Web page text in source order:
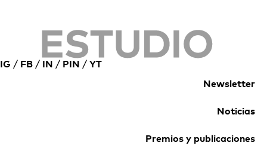
IG / FB / IN / PIN / YT
Newsletter
Noticias
Premios y publicaciones